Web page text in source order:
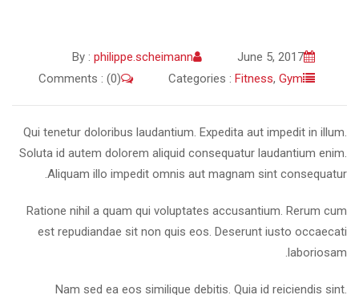
June 5, 2017
By : philippe.scheimann
Categories : Fitness, Gym
Comments : (0)
Qui tenetur doloribus laudantium. Expedita aut impedit in illum.
Soluta id autem dolorem aliquid consequatur laudantium enim.
Aliquam illo impedit omnis aut magnam sint consequatur.
Ratione nihil a quam qui voluptates accusantium. Rerum cum
est repudiandae sit non quis eos. Deserunt iusto occaecati
laboriosam.
Nam sed ea eos similique debitis. Quia id reiciendis sint.